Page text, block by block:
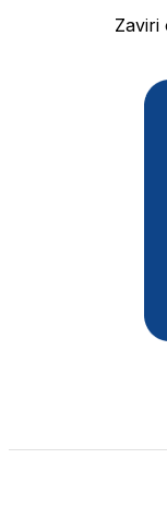
Zaviri